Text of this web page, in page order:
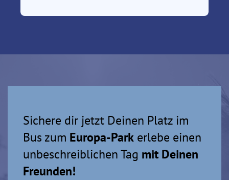
Sichere dir jetzt Deinen Platz im
Bus zum Europa-Park erlebe einen
unbeschreiblichen Tag mit Deinen
Freunden!